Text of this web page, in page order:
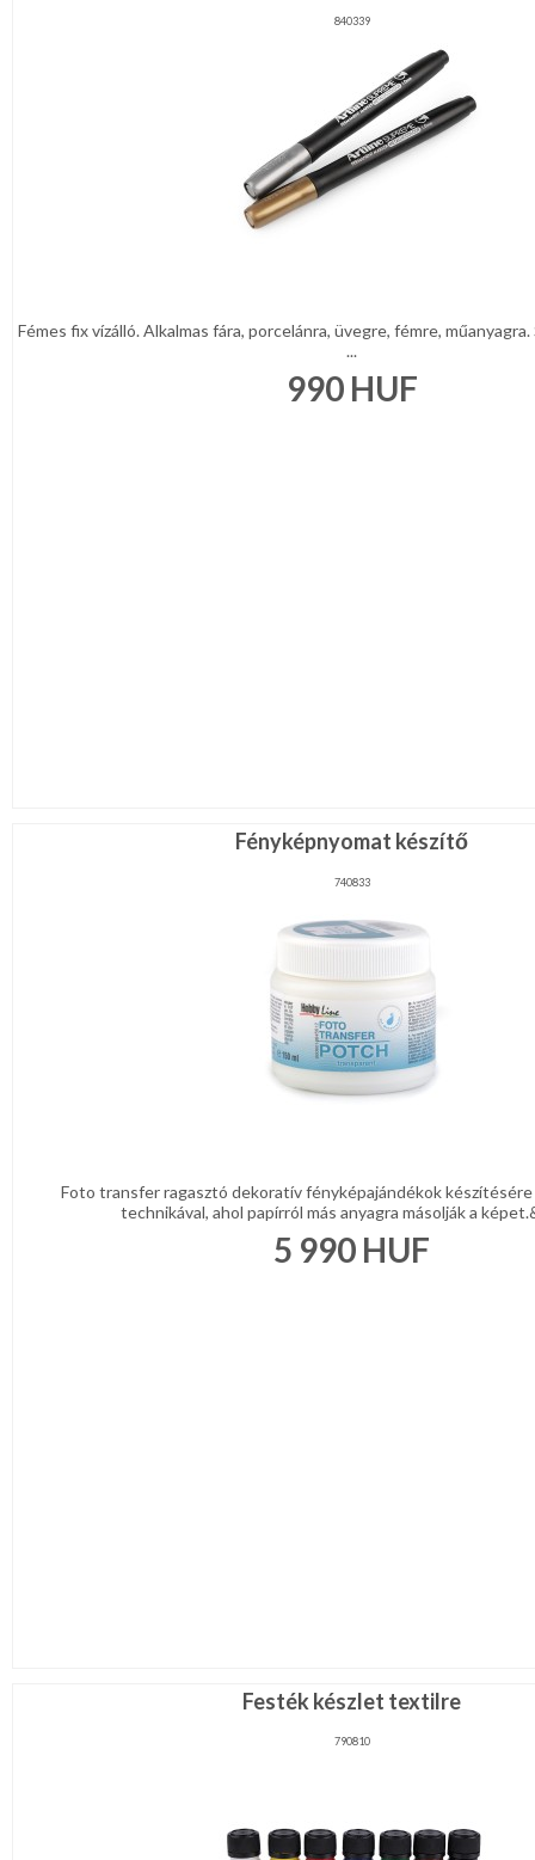
840339
Fémes fix vízálló. Alkalmas fára, porcelánra, üvegre, fémre,
...
990HUF
Fényképnyomat készítő
740833
Foto transfer ragasztó dekoratív fényképajándékok
technikával, ahol papírról más anyagra másolják a
5 990 HUF
Festék készlet textilre
790810